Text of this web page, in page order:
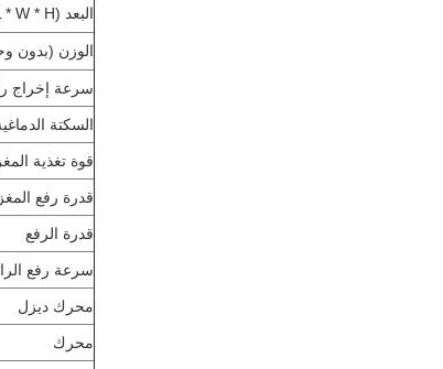
البعد (L * W * H)
الوزن (بدون
سرعة إخراج
السكتة
قوة تغذية
قدرة رفع
قدرة الرفع
سرعة رفع
محرك ديزل
محرك